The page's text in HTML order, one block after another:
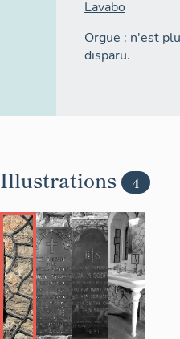
Lavabo
Orgue : n'est
disparu.
Illustrations 4